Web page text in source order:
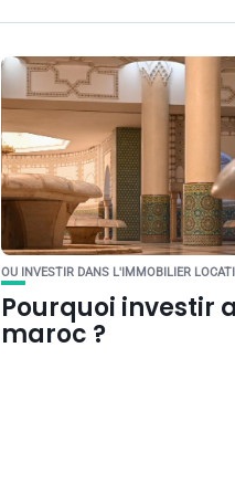
OU INVESTIR DANS L'IMMOBILIER
Pourquoi investir
maroc ?